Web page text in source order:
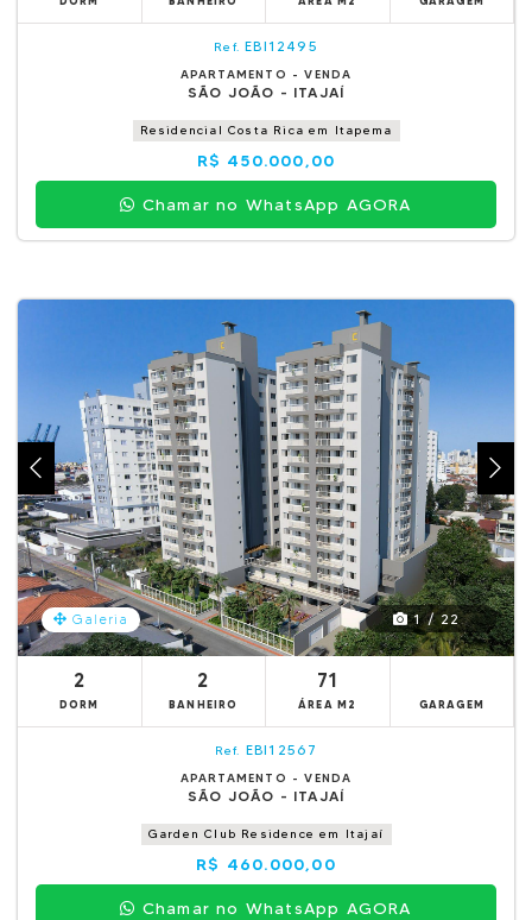
Ref. EBI12495
APARTAMENTO - VENDA
SÃO JOÃO - ITAJAÍ
Residencial Costa Rica em Itapema
R$ 450.000,00
Chamar no WhatsApp AGORA
Galeria 1 / 22
2
DORM
2
BANHEIRO
71
ÁREA M2 GARAGEM
Ref. EBI12567
APARTAMENTO - VENDA
SÃO JOÃO - ITAJAÍ
Garden Club Residence em Itajaí
R$ 460.000,00
Chamar no WhatsApp AGORA